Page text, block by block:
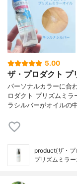
5.00
ザ・プロダクト プ
パーソナルカラーに合
ロダクト プリズムミ
ラシルバーがオイルの
product(ザ・プ
プリズムミラ